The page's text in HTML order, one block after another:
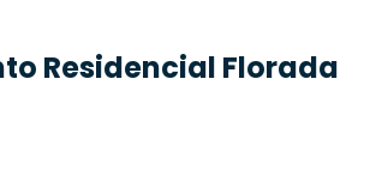
Residencial Florada